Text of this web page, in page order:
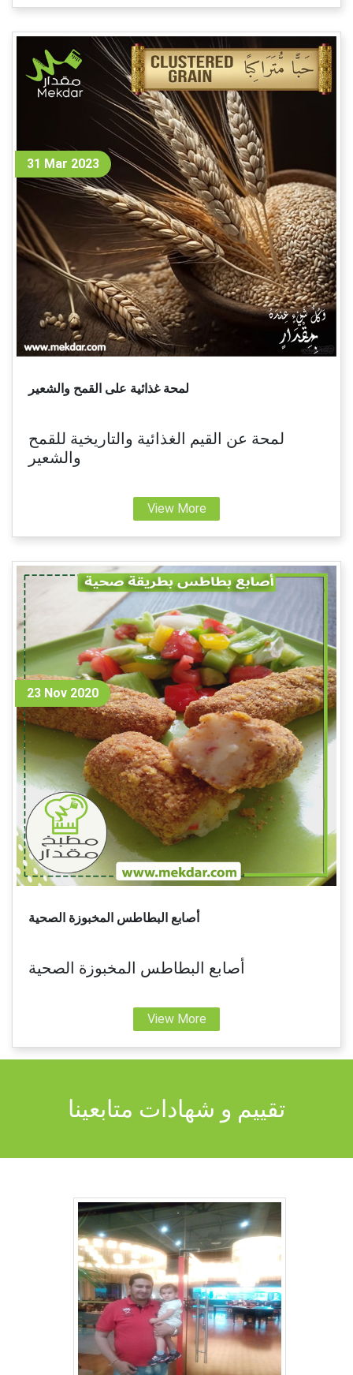
لمحة غذائية على القمح والشعير
لمحة عن القيم الغذائية والتاريخية للقمح
والشعير
View More
31 Mar 2023
أصابع البطاطس المخبوزة الصحية
أصابع البطاطس المخبوزة الصحية
View More
23 Nov 2020
تقييم و شهادات متابعينا